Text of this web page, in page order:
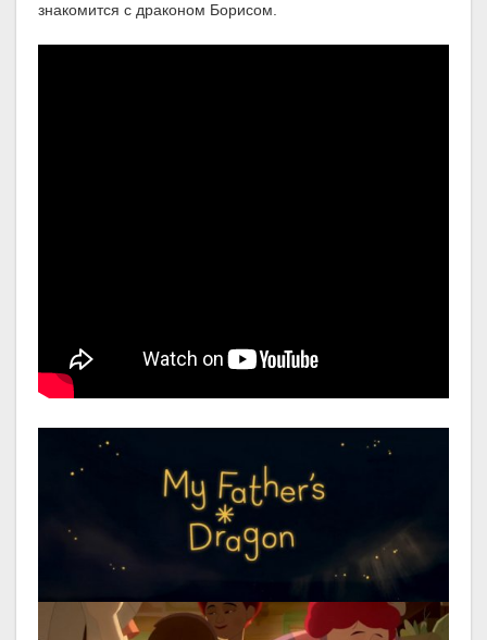
знакомится с драконом Борисом.